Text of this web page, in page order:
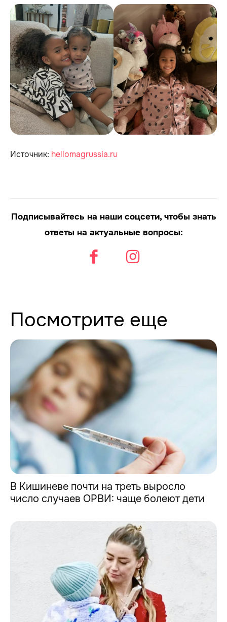
Источник: hellomagrussia.ru
Подписывайтесь на наши соцсети, чтобы знать
ответы на актуальные вопросы:
Посмотрите еще
В Кишиневе почти на треть выросло
число случаев ОРВИ: чаще болеют дети